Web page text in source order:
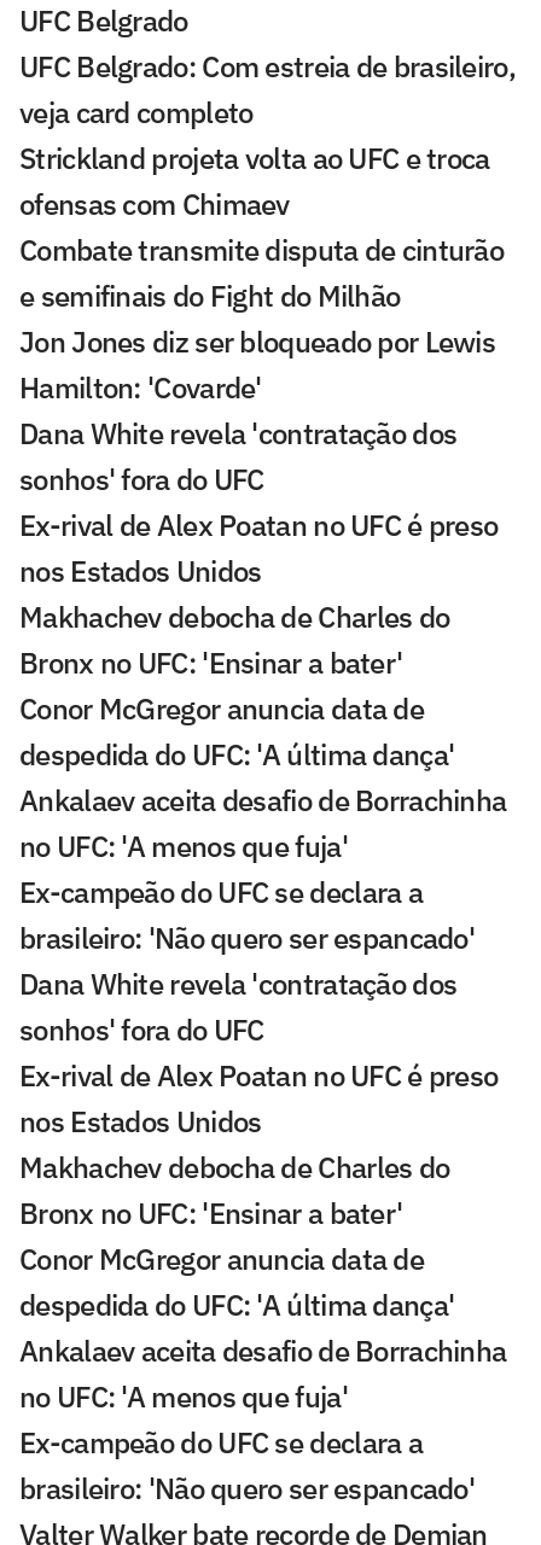
UFC Belgrado
UFC Belgrado: Com estreia de brasileiro,
veja card completo
Strickland projeta volta ao UFC e troca
ofensas com Chimaev
Combate transmite disputa de cinturão
e semifinais do Fight do Milhão
Jon Jones diz ser bloqueado por Lewis
Hamilton: 'Covarde'
Dana White revela 'contratação dos
sonhos' fora do UFC
Ex-rival de Alex Poatan no UFC é preso
nos Estados Unidos
Makhachev debocha de Charles do
Bronx no UFC: 'Ensinar a bater'
Conor McGregor anuncia data de
despedida do UFC: 'A última dança'
Ankalaev aceita desafio de Borrachinha
no UFC: 'A menos que fuja'
Ex-campeão do UFC se declara a
brasileiro: 'Não quero ser espancado'
Dana White revela 'contratação dos
sonhos' fora do UFC
Ex-rival de Alex Poatan no UFC é preso
nos Estados Unidos
Makhachev debocha de Charles do
Bronx no UFC: 'Ensinar a bater'
Conor McGregor anuncia data de
despedida do UFC: 'A última dança'
Ankalaev aceita desafio de Borrachinha
no UFC: 'A menos que fuja'
Ex-campeão do UFC se declara a
brasileiro: 'Não quero ser espancado'
Valter Walker bate recorde de Demian